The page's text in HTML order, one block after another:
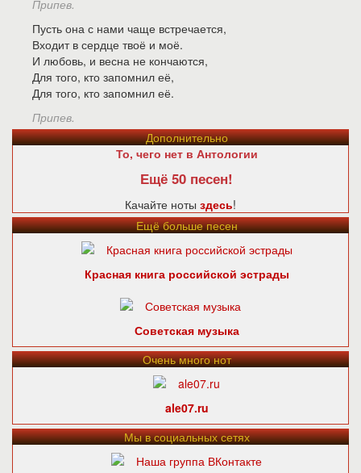
Припев.
Пусть она с нами чаще встречается,
Входит в сердце твоё и моё.
И любовь, и весна не кончаются,
Для того, кто запомнил её,
Для того, кто запомнил её.
Припев.
Дополнительно
То, чего нет в Антологии
Ещё 50 песен!
Качайте ноты здесь!
Ещё больше песен
Красная книга российской эстрады
Советская музыка
Очень много нот
ale07.ru
Мы в социальных сетях